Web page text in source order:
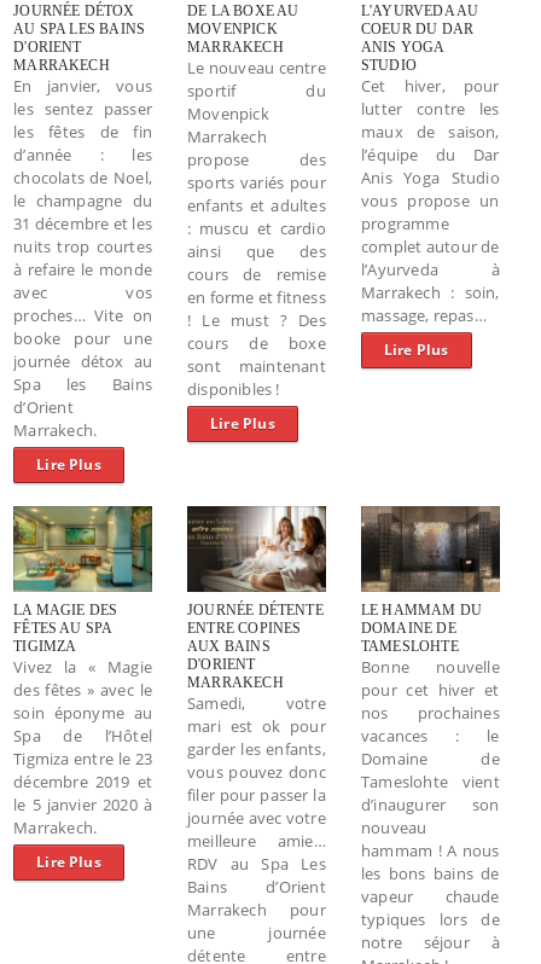
JOURNÉE DÉTOX
AU SPA LES BAINS
D'ORIENT
MARRAKECH
En janvier, vous
les sentez passer
les fêtes de fin
d’année : les
chocolats de Noel,
le champagne du
31 décembre et les
nuits trop courtes
à refaire le monde
avec vos
proches… Vite on
booke pour une
journée détox au
Spa les Bains
d’Orient
Marrakech.
Lire Plus
DE LA BOXE AU
MOVENPICK
MARRAKECH
Le nouveau centre
sportif du
Movenpick
Marrakech
propose des
sports variés pour
enfants et adultes
: muscu et cardio
ainsi que des
cours de remise
en forme et fitness
! Le must ? Des
cours de boxe
sont maintenant
disponibles !
Lire Plus
L'AYURVEDA AU
COEUR DU DAR
ANIS YOGA
STUDIO
Cet hiver, pour
lutter contre les
maux de saison,
l’équipe du Dar
Anis Yoga Studio
vous propose un
programme
complet autour de
l’Ayurveda à
Marrakech : soin,
massage, repas…
Lire Plus
LA MAGIE DES
FÊTES AU SPA
TIGIMZA
Vivez la « Magie
des fêtes » avec le
soin éponyme au
Spa de l’Hôtel
Tigmiza entre le 23
décembre 2019 et
le 5 janvier 2020 à
Marrakech.
Lire Plus
JOURNÉE DÉTENTE
ENTRE COPINES
AUX BAINS
D'ORIENT
MARRAKECH
Samedi, votre
mari est ok pour
garder les enfants,
vous pouvez donc
filer pour passer la
journée avec votre
meilleure amie…
RDV au Spa Les
Bains d’Orient
Marrakech pour
une journée
détente entre
LE HAMMAM DU
DOMAINE DE
TAMESLOHTE
Bonne nouvelle
pour cet hiver et
nos prochaines
vacances : le
Domaine de
Tameslohte vient
d’inaugurer son
nouveau
hammam ! A nous
les bons bains de
vapeur chaude
typiques lors de
notre séjour à